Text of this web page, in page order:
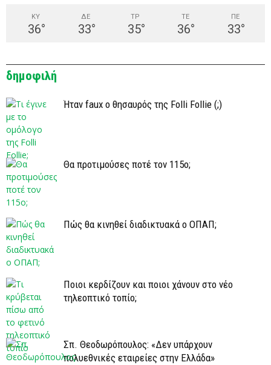
ΚΥ
36°
ΔΕ
33°
ΤΡ
35°
ΤΕ
36°
ΠΕ
33°
δημοφιλή
Ήταν faux ο θησαυρός της Folli Follie (;)
Θα προτιμούσες ποτέ τον 115ο;
Πώς θα κινηθεί διαδικτυακά ο ΟΠΑΠ;
Ποιοι κερδίζουν και ποιοι χάνουν στο νέο
τηλεοπτικό τοπίο;
Σπ. Θεοδωρόπουλος: «Δεν υπάρχουν
πολυεθνικές εταιρείες στην Ελλάδα»